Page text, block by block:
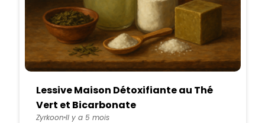
Lessive Maison Détoxifiante au Thé
Vert et Bicarbonate
Zyrkoon Il y a 5 mois